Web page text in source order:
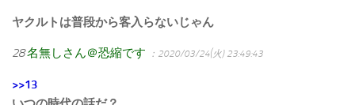
ヤクルトは普段から客入らないじゃん
28名無しさん＠恐縮です ：2020/03/24(火) 23:49:43
>>13